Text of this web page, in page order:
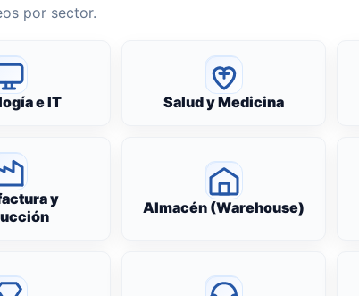
por sector.
e IT Salud y Medicina
y
Almacén (Warehouse)